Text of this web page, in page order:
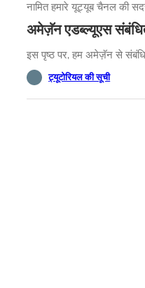
नामित हमारे यूट्यूब चैनल की
अमेज़ॅन एडब्ल्यूएस
इस पृष्ठ पर, हम अमेज़ॅन से
ट्यूटोरियल की सूची